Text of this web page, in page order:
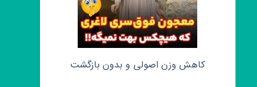
کاهش وزن اصولی و بدون بازگشت